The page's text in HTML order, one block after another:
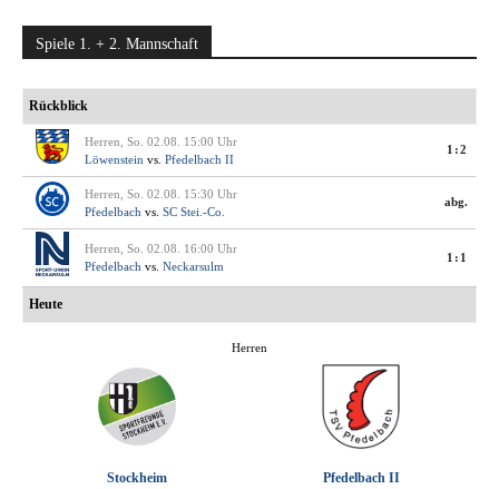
Spiele 1. + 2. Mannschaft
Rückblick
Herren, So. 02.08. 15:00 Uhr
Löwenstein vs. Pfedelbach II
1:2
Herren, So. 02.08. 15:30 Uhr
Pfedelbach vs. SC Stei.-Co.
abg.
Herren, So. 02.08. 16:00 Uhr
Pfedelbach vs. Neckarsulm
1:1
Heute
Herren
Stockheim Pfedelbach II